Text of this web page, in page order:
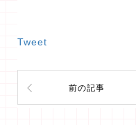
Tweet
前の記事